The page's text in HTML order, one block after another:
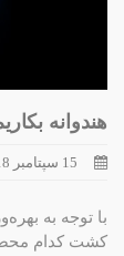
هندوانه
15 سپتامبر 2018
با توجه به
کشت کدام